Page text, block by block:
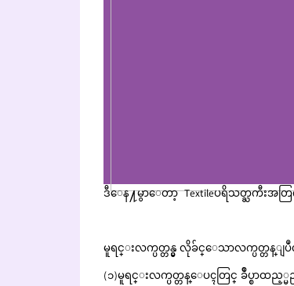
ဒီေန႔မွာေတာ့ Textileပရိသတ္ႀကီးအ
မူရင္းလက္ပတ္တန္မွ လိုခ်င္ေသာလက္ပတ္တန္ျ
(၁)မူရင္းလက္ပတ္တန္ေပၚတြင္ ခ်ဳပ္စာထည့္မ